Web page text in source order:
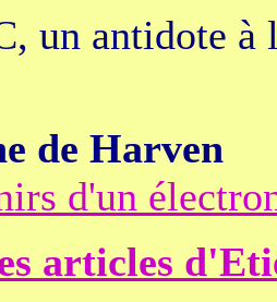
un antidote
de Harven
d'un
articles